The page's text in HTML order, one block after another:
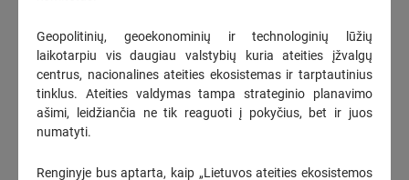
Pirmąjį 2026 m. pusmetį „Amber Grid“ pajamos augo 41 proc.,
grynasis pelnas – daugiau nei 6 kartus
2026-08-07 16:18
„Litgrid“ pirmojo pusmečio rezultatai: stiprinama elektros
perdavimo sistema augančiai vietinei generacijai
Geopolitinių, geoekonominių ir technologinių lūžių
laikotarpiu vis daugiau valstybių kuria ateities įžvalgų
centrus, nacionalines ateities ekosistemas ir tarptautinius
tinklus. Ateities valdymas tampa strateginio planavimo
ašimi, leidžiančia ne tik reaguoti į pokyčius, bet ir juos
numatyti.
Renginyje bus aptarta, kaip „Lietuvos ateities ekosistemos